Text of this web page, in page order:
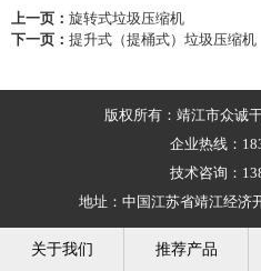
上一页： 旋转式垃圾压缩机
下一页： 提升式（提桶式）垃圾压缩机
版权所有：靖江市众诚
企业热线：
技术咨询：
地址：中国江苏省靖江经济
关于我们 推荐产品